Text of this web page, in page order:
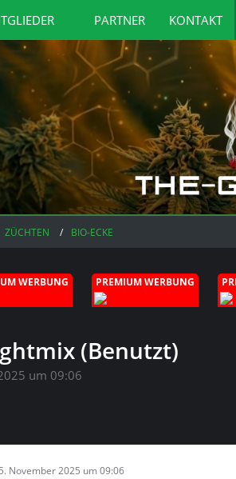
PARTNER KONTAKT
ZÜCHTEN BIO-ECKE
WERBUNG PREMIUM WERBUNG
(Benutzt)
um 09:06
November 2025 um 09:06